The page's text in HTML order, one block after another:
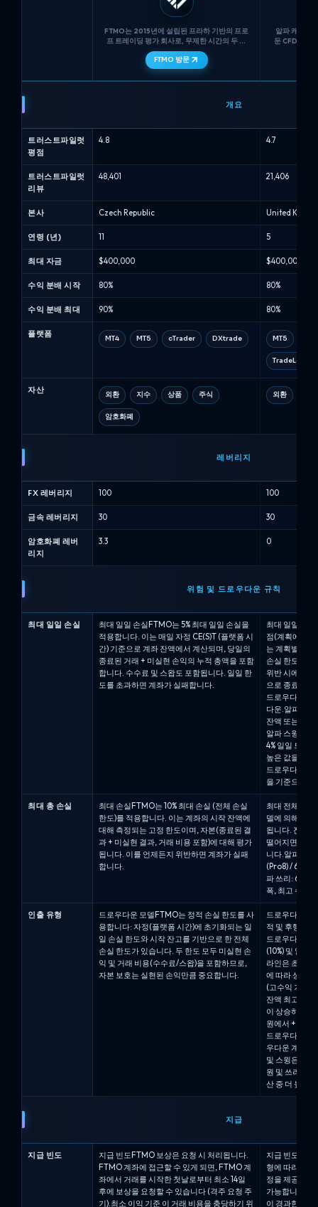
vs
파
캐
탈
프
프
사
비
(8
월
2026)
FTMO는 2015년에 설립된 프라하 기반의 프로
프 트레이딩 평가 회사로, 무제한 시간의 두 단
계 도전(FTMO 챌린지 + 검증)을 사용하며, 최
대 5%의 엄격한 일일 손실 한도와 10%의 최대
손실 한도를 적용하고, 일반 또는 스윙 자금 계
좌 유형을 제공합니다. 트레이더는 80%의 보
FTMO 방문
알파 캐피탈
둔 CFD 전문
개요
트러스트파일럿
평점
4.8 4.7
트러스트파일럿
리뷰
48,401 21,406
본사 Czech Republic United
연령 (년) 11 5
최대 자금 $400,000 $400,000
수익 분배 시작 80% 80%
수익 분배 최대 90% 80%
플랫폼 MT4 MT5 cTrader DXtrade MT5
TradeLocker
자산 외환 지수 상품 주식
암호화폐
외환
레버리지
FX 레버리지 100 100
금속 레버리지 30 30
암호화폐 레버
리지
3.3 0
위험 및 드로우다운 규칙
최대 일일 손실
최대 일일 손실FTMO는 5% 최대 일일 손실을
적용합니다. 이는 매일 자정 CE(S)T (플랫폼 시
간) 기준으로 계좌 잔액에서 계산되며, 당일의
종료된 거래 + 미실현 손익의 누적 총액을 포함
합니다. 수수료 및 스왑도 포함됩니다. 일일 한
도를 초과하면 계좌가 실패합니다.
최대 일일 손
점(계획에 따
는 계획별 일
손실 한도는
위반 시에는
으로 종료됩니
드로우다운.알
다운.알파 프로
잔액 또는 자
알파 스윙: 5%
4% 일일 드로
높은 값을 기준
드로우다운은
을 기준으로
최대 총 손실
최대 손실FTMO는 10% 최대 손실 (전체 손실
한도)를 적용합니다. 이는 계좌의 시작 잔액에
대해 측정되는 고정 한도이며, 자본(종료된 결
과 + 미실현 결과, 거래 비용 포함)에 대해 평가
됩니다. 이를 언제든지 위반하면 계좌가 실패
합니다.
최대 전체 손
델에 의해 정
됩니다. 잔액
떨어지면 계좌
니다.알파 프로
(Pro8) / 6%
파 쓰리: 6% 정
폭, 최고 수위
인출 유형
드로우다운 모델FTMO는 정적 손실 한도를 사
용합니다: 자정(플랫폼 시간)에 초기화되는 일
일 손실 한도와 시작 잔고를 기반으로 한 전체
손실 한도가 있습니다. 두 한도 모두 미실현 손
익 및 거래 비용(수수료/스왑)을 포함하므로,
자본 보호는 실현된 손익만큼 중요합니다.
드로우다운 모
적 및 후행 드
드로우다운: 알
(10%) 및 알파
라인은 초기
에 따라 상승
(고수익 기준):
잔액 최고치가
이 상승하며,
원에서 +6%)
드로우다운은
우다운 계산은
및 스윙은 잔
원 및 쓰리는
산 중 더 높은
지급
지급 빈도
지급 빈도FTMO 보상은 요청 시 처리됩니다.
FTMO 계좌에 접근할 수 있게 되면, FTMO 계
좌에서 거래를 시작한 첫날로부터 최소 14일
후에 보상을 요청할 수 있습니다 (격주 요청 주
기).최소 이익 기준 이 거래 비용을 충당하기 위
지급 빈도알파
형에 따라 자격
정을 제공합니
가능합니다(자
이 경과한 시